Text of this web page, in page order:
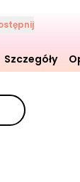
Szczegóły